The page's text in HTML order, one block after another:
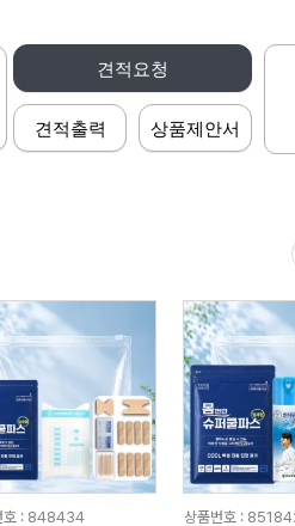
견적요청
견적출력 상품제안서
호 : 848434
상품번호 :